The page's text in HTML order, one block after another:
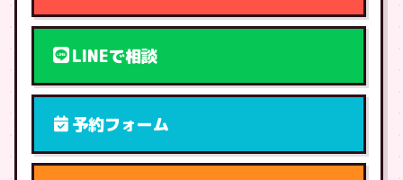
LINEで相談
予約フォーム